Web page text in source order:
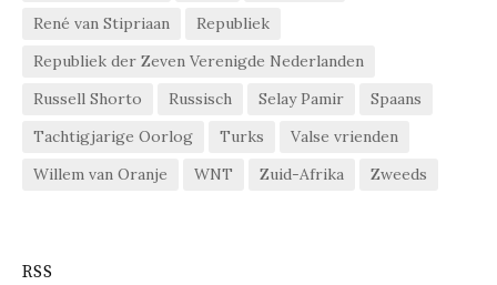
René van Stipriaan
Republiek
Republiek der Zeven Verenigde Nederlanden
Russell Shorto
Russisch Selay Pamir
Spaans
Tachtigjarige Oorlog
Turks
Valse vrienden
Willem van Oranje
WNT Zuid-Afrika Zweeds
RSS